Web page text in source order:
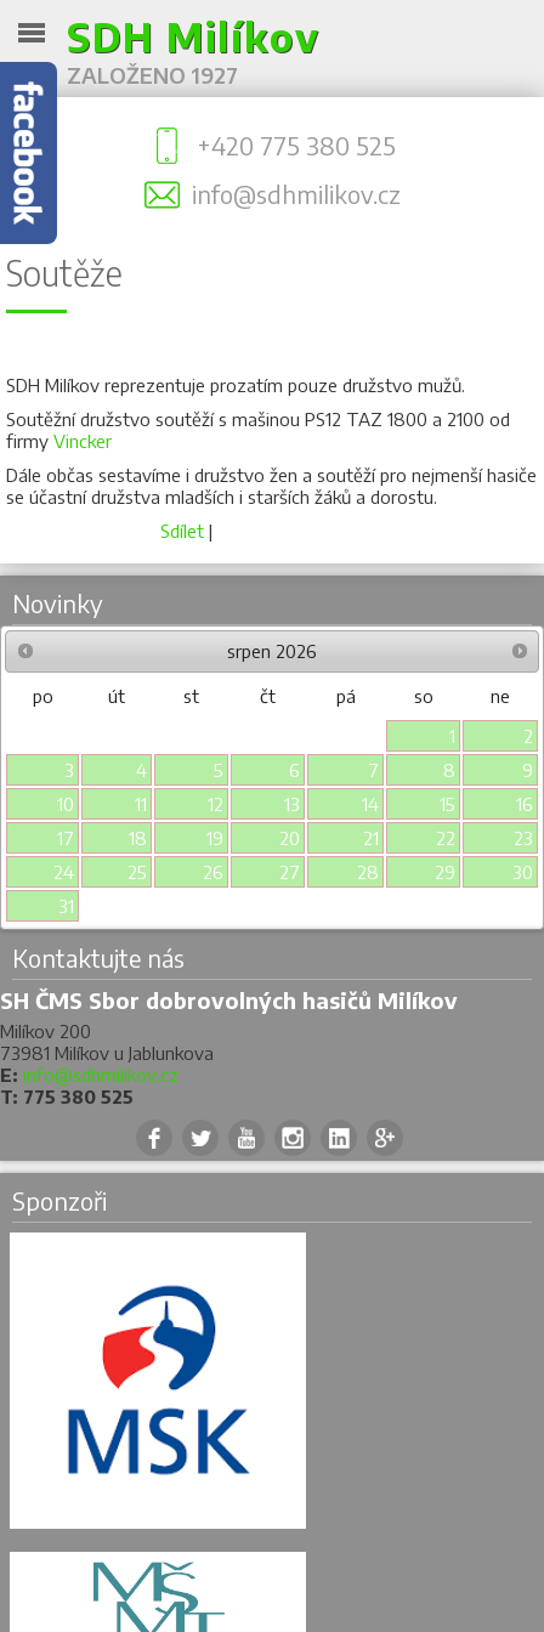
SDH Milíkov
ZALOŽENO 1927
+420 775 380 525
info@sdhmilikov.cz
Soutěže
SDH Milíkov reprezentuje prozatím pouze družstvo mužů.
Soutěžní družstvo soutěží s mašinou PS12 TAZ 1800 a 2100 od
firmy Vincker
Dále občas sestavíme i družstvo žen a soutěží pro nejmenší hasiče
se účastní družstva mladších i starších žáků a dorostu.
Sdílet |
Novinky
srpen 2026
po út st čt pá so
ne
1
2
3
4 5 6 7 8
9
10
11 12 13 14 15
16
17
18 19 20 21 22
23
24
25 26 27 28 29
30
31
Kontaktujte nás
SH ČMS Sbor dobrovolných hasičů Milíkov
Milíkov 200
73981 Milíkov u Jablunkova
E: info@sdhmilikov.cz
T: 775 380 525
.
. . . . .
Sponzoři